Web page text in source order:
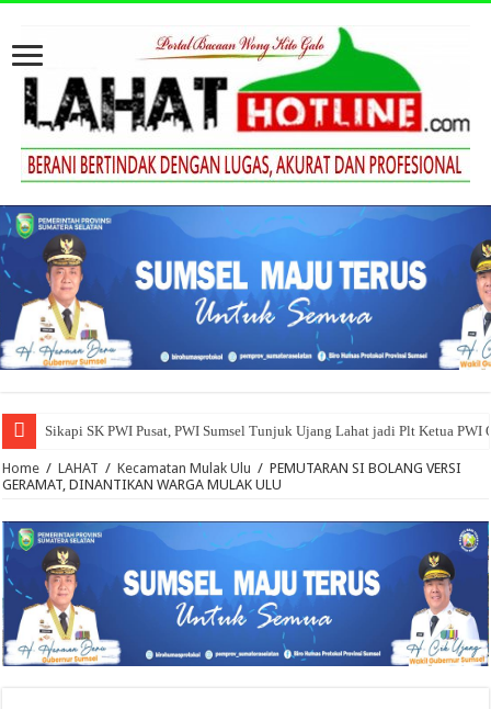
Sikapi SK PWI Pusat, PWI Sumsel Tunjuk Ujang Lahat jadi Plt Ketua PWI
Home / LAHAT / Kecamatan Mulak Ulu / PEMUTARAN SI BOLANG VERSI
GERAMAT, DINANTIKAN WARGA MULAK ULU